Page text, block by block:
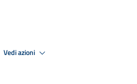
Vedi azioni